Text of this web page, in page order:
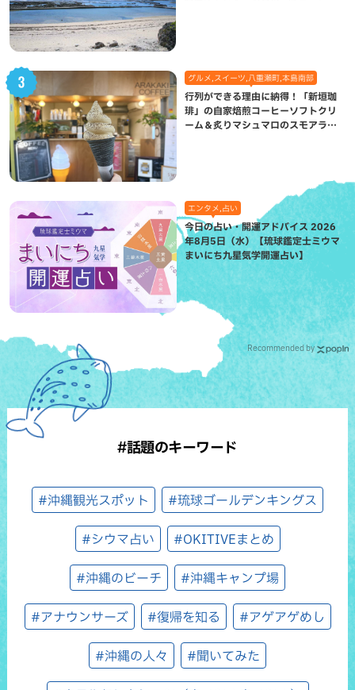
グルメ,スイーツ,八重瀬町,本島南部
行列ができる理由に納得！「新垣珈
琲」の自家焙煎コーヒーソフトクリ
ーム＆炙りマシュマロのスモアラテ
エンタメ,占い
今日の占い・開運アドバイス 2026
年8月5日（水）【琉球鑑定士ミウマ
まいにち九星気学開運占い】
Recommended by
#話題のキーワード
#沖縄観光スポット #琉球ゴールデンキングス
#シウマ占い #OKITIVEまとめ
#沖縄のビーチ #沖縄キャンプ場
#アナウンサーズ #復帰を知る #アゲアゲめし
#沖縄の人々 #聞いてみた